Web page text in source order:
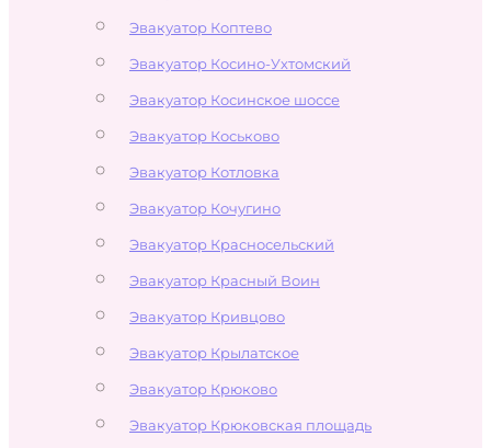
Эвакуатор Коптево
Эвакуатор Косино-Ухтомский
Эвакуатор Косинское шоссе
Эвакуатор Коськово
Эвакуатор Котловка
Эвакуатор Кочугино
Эвакуатор Красносельский
Эвакуатор Красный Воин
Эвакуатор Кривцово
Эвакуатор Крылатское
Эвакуатор Крюково
Эвакуатор Крюковская площадь